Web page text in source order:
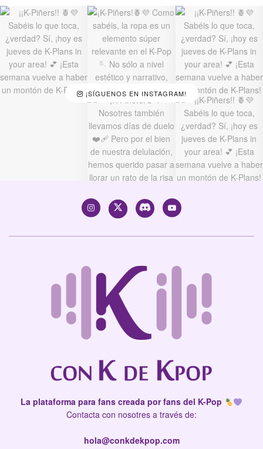
¡SÍGUENOS EN INSTAGRAM!
La plataforma para fans creada por fans del K-Pop
Contacta con nosotres a través de:
hola@conkdekpop.com